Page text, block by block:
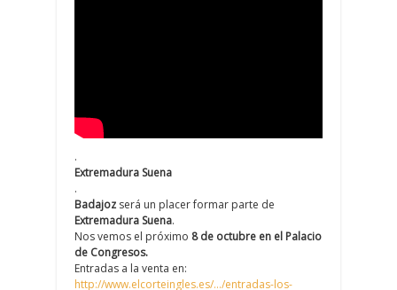
.
Extremadura Suena
.
Badajoz será un placer formar parte de
Extremadura Suena.
Nos vemos el próximo 8 de octubre en el Palacio
de Congresos.
Entradas a la venta en:
http://www.elcorteingles.es/…/entradas-los-